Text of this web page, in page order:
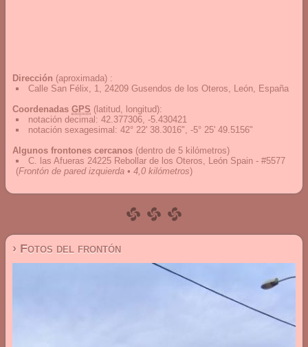
Dirección (aproximada) :
Calle San Félix, 1, 24209 Gusendos de los Oteros, León, España
Coordenadas GPS (latitud, longitud):
notación decimal : 42.377306, -5.430421
notación sexagesimal : 42° 22' 38.3016", -5° 25' 49.5156"
Algunos frontones cercanos (dentro de 5 kilómetros)
C. las Afueras 24225 Rebollar de los Oteros, León Spain - #5577
(Frontón de pared izquierda • 4,0 kilómetros)
› Fotos del frontón